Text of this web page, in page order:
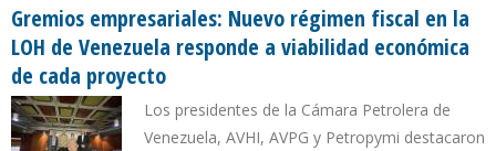
Gremios empresariales: Nuevo régimen fiscal en la
LOH de Venezuela responde a viabilidad económica
de cada proyecto
Los presidentes de la Cámara Petrolera de
Venezuela, AVHI, AVPG y Petropymi destacaron